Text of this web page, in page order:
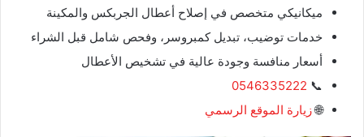
ميكانيكي متخصص في إصلاح أعطال الجربكس والمكينة
خدمات توضيب، تبديل كمبروسر، وفحص شامل قبل الشراء
أسعار منافسة وجودة عالية في تشخيص الأعطال
📞
0546335222
🌐زيارة الموقع الرسمي